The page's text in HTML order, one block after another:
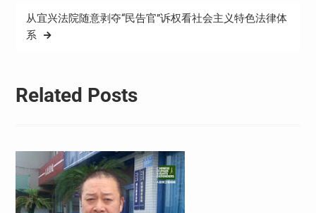
导
航
从宜兴法院随意剥夺“民告官”诉权看社会主义特色法律体
系
Related Posts